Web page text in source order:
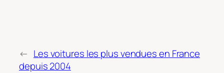
← Les voitures les plus vendues en France
depuis 2004